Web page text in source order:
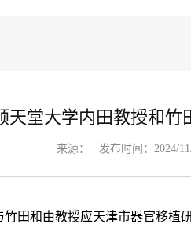
天堂大学内田教授和竹
来源： 发布时间：2024/
竹田和由教授应天津市器官移植